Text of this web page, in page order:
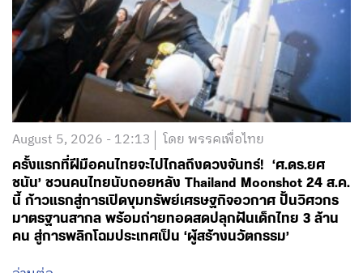
August 5, 2026 - 12:13 โดย พรรคเพื่อไทย
ครั้งแรกที่ฝีมือคนไทยจะไปไกลถึงดวงจันทร์! ‘ศ.ดร.ยศ
ชนัน’ ชวนคนไทยนับถอยหลัง Thailand Moonshot 24 ส.ค.
นี้ ก้าวแรกสู่การเปิดขุมทรัพย์เศรษฐกิจอวกาศ ปั้นวิศวกร
มาตรฐานสากล พร้อมถ่ายทอดสดปลุกฝันเด็กไทย 3 ล้าน
คน สู่การพลิกโฉมประเทศเป็น ‘ผู้สร้างนวัตกรรม’